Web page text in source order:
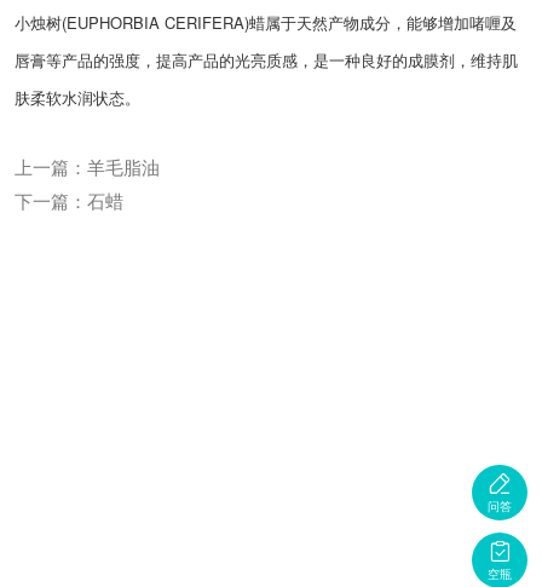
小烛树(EUPHORBIA CERIFERA)蜡属于天然产物成分，能够增加啫喱及
唇膏等产品的强度，提高产品的光亮质感，是一种良好的成膜剂，维持肌
肤柔软水润状态。
上一篇：羊毛脂油
下一篇：石蜡

问答

空瓶